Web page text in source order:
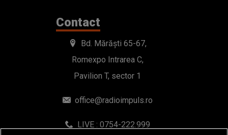
Contact
Bd. Mărăști 65-67,
Romexpo Intrarea C,
Pavilion T, sector 1
office@radioimpuls.ro
LIVE : 0754-222.999